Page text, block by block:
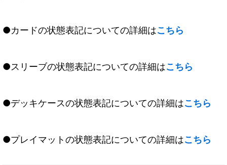
●カードの状態表記についての詳細はこちら
●スリーブの状態表記についての詳細はこちら
●デッキケースの状態表記についての詳細はこちら
●プレイマットの状態表記についての詳細はこちら